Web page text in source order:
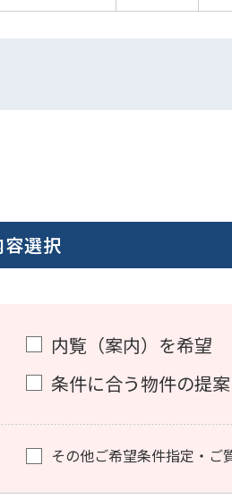
容選択
内覧（案内）を希望
条件に合う物件の提
その他ご希望条件指定・ご